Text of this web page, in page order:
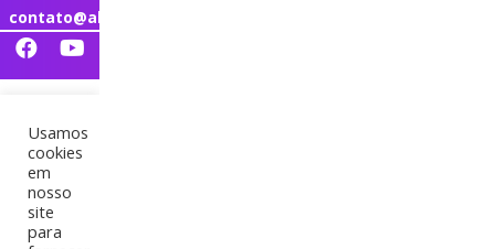
contato@abcdistribuidora.com.br
Usamos
cookies
em
nosso
site
para